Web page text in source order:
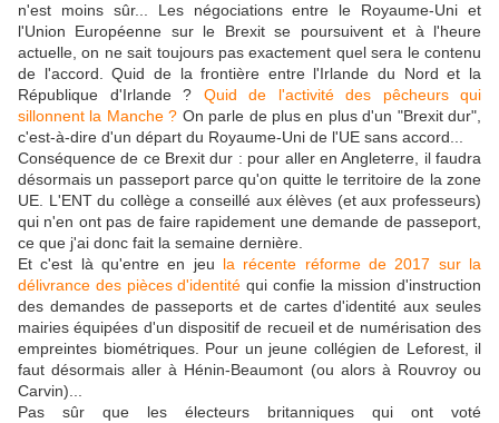
n'est moins sûr... Les négociations entre le Royaume-Uni et
l'Union Européenne sur le Brexit se poursuivent et à l'heure
actuelle, on ne sait toujours pas exactement quel sera le contenu
de l'accord. Quid de la frontière entre l'Irlande du Nord et la
République d'Irlande ? Quid de l'activité des pêcheurs qui
sillonnent la Manche ? On parle de plus en plus d'un "Brexit dur",
c'est-à-dire d'un départ du Royaume-Uni de l'UE sans accord...
Conséquence de ce Brexit dur : pour aller en Angleterre, il faudra
désormais un passeport parce qu'on quitte le territoire de la zone
UE. L'ENT du collège a conseillé aux élèves (et aux professeurs)
qui n'en ont pas de faire rapidement une demande de passeport,
ce que j'ai donc fait la semaine dernière.
Et c'est là qu'entre en jeu la récente réforme de 2017 sur la
délivrance des pièces d'identité qui confie la mission d'instruction
des demandes de passeports et de cartes d'identité aux seules
mairies équipées d'un dispositif de recueil et de numérisation des
empreintes biométriques. Pour un jeune collégien de Leforest, il
faut désormais aller à Hénin-Beaumont (ou alors à Rouvroy ou
Carvin)...
Pas sûr que les électeurs britanniques qui ont voté